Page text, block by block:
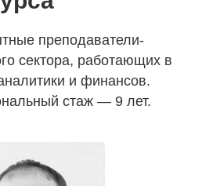
преподаватели-
сектора, работающих в
и финансов.
стаж — 9 лет.